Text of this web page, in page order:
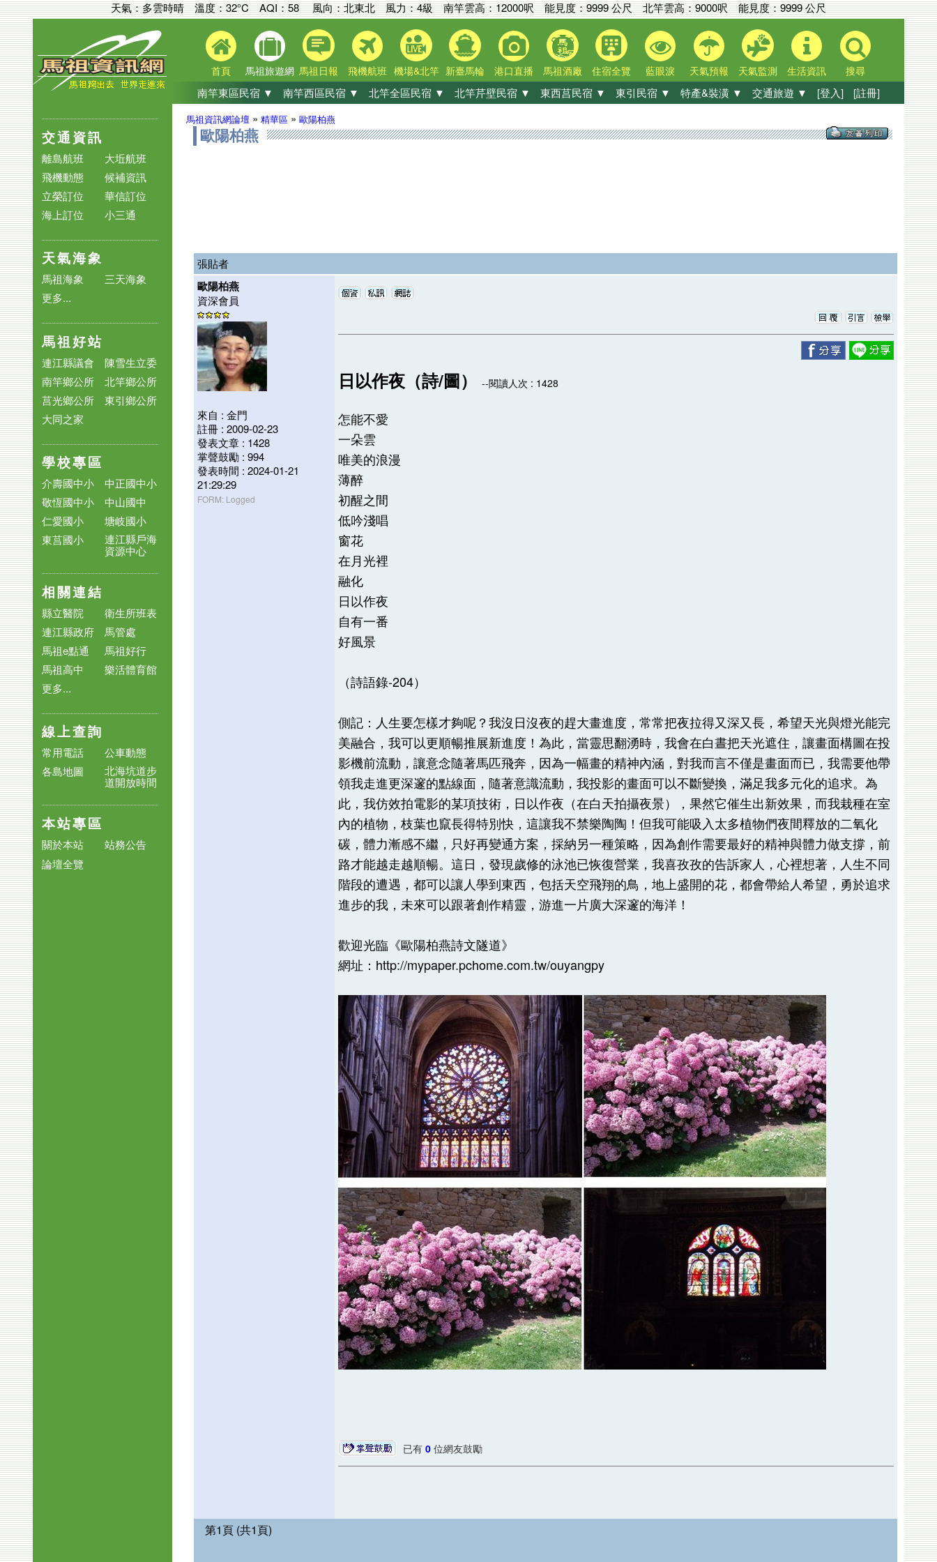
天氣：多雲時晴 溫度：32°CAQI：58 風向：北東北 風力：4級南竿雲高：12000呎能見度：9999 公尺北竿雲高：9000呎能見度：9999 公尺
首頁 馬祖旅遊網 馬祖日報 飛機航班 機場&北竿 新臺馬輪 港口直播 馬祖酒廠 住宿全覽 藍眼淚 天氣預報 天氣監測 生活資訊 搜尋
南竿東區民宿 ▼ 南竿西區民宿 ▼ 北竿全區民宿 ▼ 北竿芹壁民宿 ▼ 東西莒民宿 ▼ 東引民宿 ▼ 特產&裝潢 ▼ 交通旅遊 ▼ [登入] [註冊]
交通資訊
離島航班
大坵航班
飛機動態
候補資訊
立榮訂位
華信訂位
海上訂位
小三通
天氣海象
馬祖海象
三天海象
更多...
馬祖好站
連江縣議會
陳雪生立委
南竿鄉公所
北竿鄉公所
莒光鄉公所
東引鄉公所
大同之家
學校專區
介壽國中小
中正國中小
敬恆國中小
中山國中
仁愛國小
塘岐國小
東莒國小
連江縣戶海
資源中心
相關連結
縣立醫院
衛生所班表
連江縣政府
馬管處
馬祖e點通
馬祖好行
馬祖高中
樂活體育館
更多...
線上查詢
常用電話
公車動態
各島地圖
北海坑道步
道開放時間
本站專區
關於本站
站務公告
論壇全覽
馬祖資訊網論壇 » 精華區 » 歐陽柏燕
歐陽柏燕
張貼者
歐陽柏燕
資深會員
來自 : 金門
註冊 : 2009-02-23
發表文章 : 1428
掌聲鼓勵 : 994
發表時間 : 2024-01-21
21:29:29
FORM: Logged
日以作夜（詩/圖） --閱讀人次 : 1428
怎能不愛
一朵雲
唯美的浪漫
薄醉
初醒之間
低吟淺唱
窗花
在月光裡
融化
日以作夜
自有一番
好風景
（詩語錄-204）
側記：人生要怎樣才夠呢？我沒日沒夜的趕大畫進度，常常把夜拉得又深又長，希望天光與燈光能完
美融合，我可以更順暢推展新進度！為此，當靈思翻湧時，我會在白晝把天光遮住，讓畫面構圖在投
影機前流動，讓意念隨著馬匹飛奔，因為一幅畫的精神內涵，對我而言不僅是畫面而已，我需要他帶
領我走進更深邃的點線面，隨著意識流動，我投影的畫面可以不斷變換，滿足我多元化的追求。為
此，我仿效拍電影的某項技術，日以作夜（在白天拍攝夜景），果然它催生出新效果，而我栽種在室
內的植物，枝葉也竄長得特別快，這讓我不禁樂陶陶！但我可能吸入太多植物們夜間釋放的二氧化
碳，體力漸感不繼，只好再變通方案，採納另一種策略，因為創作需要最好的精神與體力做支撐，前
路才能越走越順暢。這日，發現歲修的泳池已恢復營業，我喜孜孜的告訴家人，心裡想著，人生不同
階段的遭遇，都可以讓人學到東西，包括天空飛翔的鳥，地上盛開的花，都會帶給人希望，勇於追求
進步的我，未來可以跟著創作精靈，游進一片廣大深邃的海洋！
歡迎光臨《歐陽柏燕詩文隧道》
網址：http://mypaper.pchome.com.tw/ouyangpy
已有 0位網友鼓勵
第1頁 (共1頁)